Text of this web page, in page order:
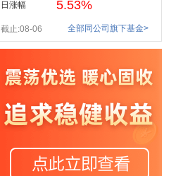
日涨幅
5.53%
截止:08-06 全部同公司旗下基金>